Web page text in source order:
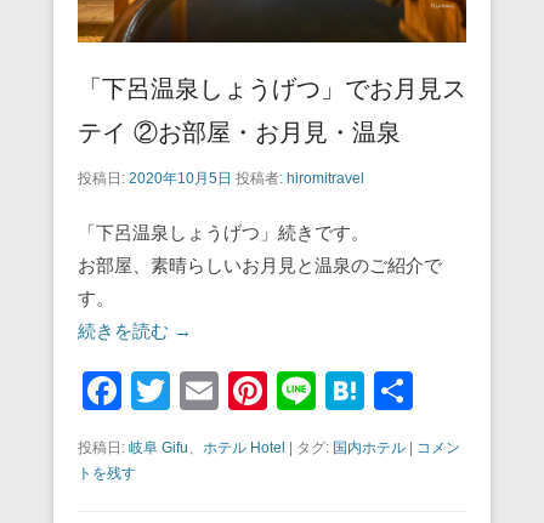
「下呂温泉しょうげつ」でお月見ス
テイ ②お部屋・お月見・温泉
投稿日: 2020年10月5日 投稿者: hiromitravel
「下呂温泉しょうげつ」続きです。
お部屋、素晴らしいお月見と温泉のご紹介で
す。
続きを読む →
F
a
c
T
wi
tt
E
ail
Pi
nt
er
Li
n
e
H
at
e
有
投稿日: 岐阜 Gifu、 ホテル Hotel タグ: 国内ホテル
コメン
トを残す